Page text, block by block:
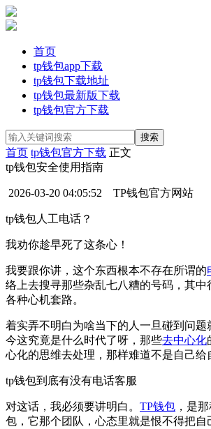
首页
tp钱包app下载
tp钱包下载地址
tp钱包最新版下载
tp钱包官方下载
首页 tp钱包官方下载 正文
tp钱包安全使用指南
2026-03-20 04:05:52 TP钱包官方网站
tp钱包人工电话？
我劝你趁早死了这条心！
我要跟你讲，这个东西根本不存在所谓的
络上去搜寻那些杂乱七八糟的号码，其中
各种心机套路。
着实弄不明白为啥当下的人一旦碰到问题
今这究竟是什么时代了呀，那些去中心化
心化的思维去处理，那样难道不是自己给
tp钱包到底有没有电话客服
对这话，我必须要讲明白。 TP钱包 ，是
包，它那个团队，心态里就是恨不得把自